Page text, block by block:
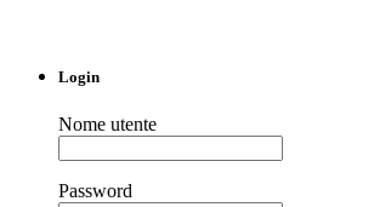
Login
Nome utente
Password